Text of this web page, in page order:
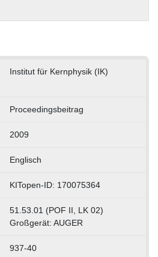
Institut für Kernphysik (IK)
Proceedingsbeitrag
2009
Englisch
KITopen-ID: 170075364
51.53.01 (POF II, LK 02)
Großgerät: AUGER
937-40